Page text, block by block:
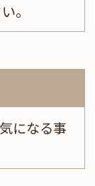
。
になる事